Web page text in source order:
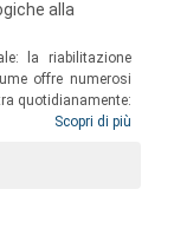
alla
la riabilitazione
offre numerosi
quotidianamente:
è l’intervento più
questi interventi
Scopri di più